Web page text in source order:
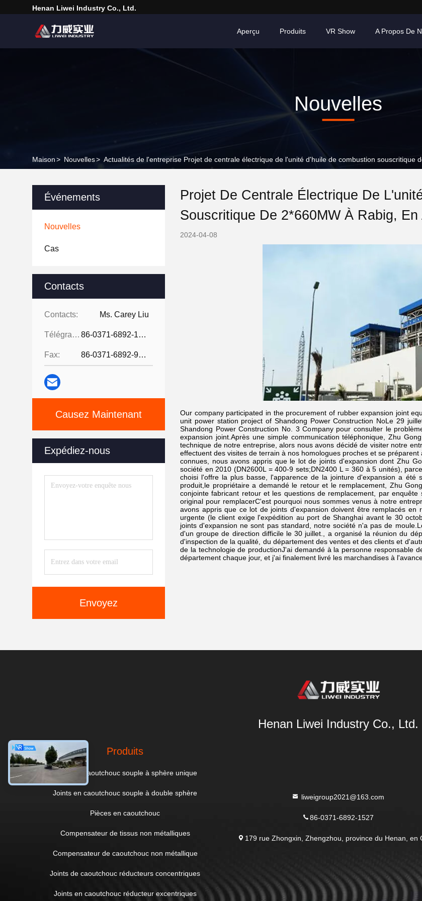
Henan Liwei Industry Co., Ltd.
Aperçu Produits VR Show A Propos De
Nouvelles
Maison> Nouvelles> Actualités de l'entreprise Projet de centrale électrique de l'unité d'huile de combustion souscritique
Événements
Nouvelles
Cas
Contacts
Contacts: Ms. Carey Liu
Télégramme: 86-0371-6892-1527
Fax: 86-0371-6892-9024
Causez Maintenant
Expédiez-nous
Envoyez
Projet De Centrale Électrique De
Souscritique De 2*660MW À Rabig,
2024-04-08
Our company participated in the procurement of rubber expansion joint
unit power station project of Shandong Power Construction NoLe 29
Shandong Power Construction No. 3 Company pour consulter le
expansion joint.Après une simple communication téléphonique, Zhu
technique de notre entreprise, alors nous avons décidé de visiter notre
effectuent des visites de terrain à nos homologues proches et se
connues, nous avons appris que le lot de joints d'expansion dont Zhu
société en 2010 (DN2600L = 400-9 sets;DN2400 L = 360 à 5 unités),
choisi l'offre la plus basse, l'apparence de la jointure d'expansion a été
produit,le propriétaire a demandé le retour et le remplacement, Zhu
conjointe fabricant retour et les questions de remplacement, par
original pour remplacerC'est pourquoi nous sommes venus à notre
avons appris que ce lot de joints d'expansion doivent être remplacés
urgente (le client exige l'expédition au port de Shanghai avant le 30
joints d'expansion ne sont pas standard, notre société n'a pas de
d'un groupe de direction difficile le 30 juillet., a organisé la réunion du
d'inspection de la qualité, du département des ventes et des clients et
de la technologie de productionJ'ai demandé à la personne responsable
département chaque jour, et j'ai finalement livré les marchandises à
Henan Liwei Industry Co., Ltd.
Produits
Joints en caoutchouc souple à sphère unique
Joints en caoutchouc souple à double sphère
Pièces en caoutchouc
Compensateur de tissus non métalliques
Compensateur de caoutchouc non métallique
Joints de caoutchouc réducteurs concentriques
Joints en caoutchouc réducteur excentriques
liweigroup2021@163.com
86-0371-6892-1527
179 rue Zhongxin, Zhengzhou, province du Henan, en